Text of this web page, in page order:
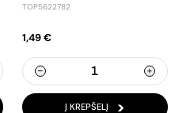
TOP5622782
1,49 €
Į KREPŠELĮ